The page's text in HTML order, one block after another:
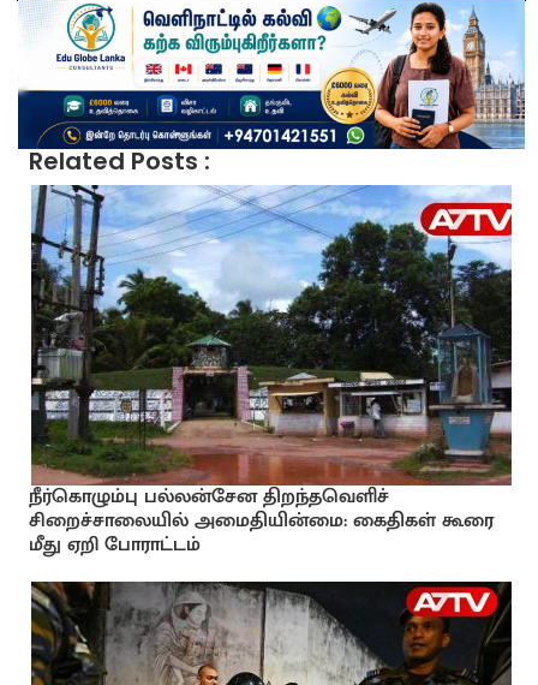
Related Posts :
நீர்கொழும்பு பல்லன்சேன திறந்தவெளிச்
சிறைச்சாலையில் அமைதியின்மை: கைதிகள் கூரை
மீது ஏறி போராட்டம்